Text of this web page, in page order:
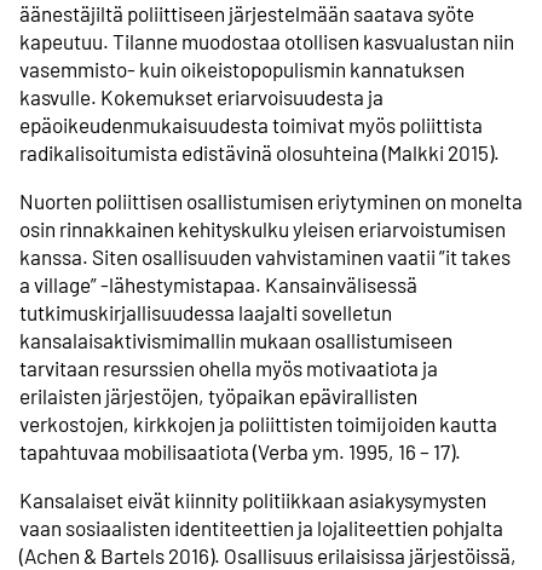
äänestäjiltä poliittiseen järjestelmään saatava syöte
kapeutuu. Tilanne muodostaa otollisen kasvualustan niin
vasemmisto- kuin oikeistopopulismin kannatuksen
kasvulle. Kokemukset eriarvoisuudesta ja
epäoikeudenmukaisuudesta toimivat myös poliittista
radikalisoitumista edistävinä olosuhteina (Malkki 2015).
Nuorten poliittisen osallistumisen eriytyminen on monelta
osin rinnakkainen kehityskulku yleisen eriarvoistumisen
kanssa. Siten osallisuuden vahvistaminen vaatii ”it takes
a village” -lähestymistapaa. Kansainvälisessä
tutkimuskirjallisuudessa laajalti sovelletun
kansalaisaktivismimallin mukaan osallistumiseen
tarvitaan resurssien ohella myös motivaatiota ja
erilaisten järjestöjen, työpaikan epävirallisten
verkostojen, kirkkojen ja poliittisten toimijoiden kautta
tapahtuvaa mobilisaatiota (Verba ym. 1995, 16 – 17).
Kansalaiset eivät kiinnity politiikkaan asiakysymysten
vaan sosiaalisten identiteettien ja lojaliteettien pohjalta
(Achen & Bartels 2016). Osallisuus erilaisissa järjestöissä,